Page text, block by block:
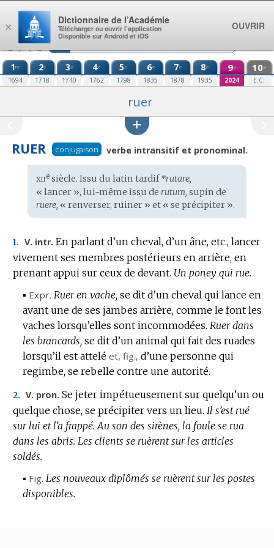
Aller au contenu
1re
1694
2e
1718
3e
1740
4e
1762
5e
1798
6e
1835
7e
1878
8e
1935
9e
2024
10e
E.C.
ruer
RUER conjugaison verbe intransitif et pronominal.
Étymologie
:
xiiesiècle. Issu du latin tardif *rutare,
« lancer », lui-même issu de rutum, supin de
ruere, « renverser, ruiner » et « se précipiter ».
1. V. intr. En parlant d’un cheval, d’un âne, etc., lancer
vivement ses membres postérieurs en arrière, en
prenant appui sur ceux de devant. Un poney qui rue.
▪ Expr. Ruer en vache, se dit d’un cheval qui lance en
avant une de ses jambes arrière, comme le font les
vaches lorsqu’elles sont incommodées. Ruer dans
les brancards, se dit d’un animal qui fait des ruades
lorsqu’il est attelé et, fig., d’une personne qui
regimbe, se rebelle contre une autorité.
2. V. pron. Se jeter impétueusement sur quelqu’un ou
quelque chose, se précipiter vers un lieu. Il s’est rué
sur lui et l’a frappé. Au son des sirènes, la foule se rua
dans les abris. Les clients se ruèrent sur les articles
soldés.
▪ Fig. Les nouveaux diplômés se ruèrent sur les postes
disponibles.
×
Dictionnaire de l’Académie
Télécharger ou ouvrir l’application
Disponible sur Android et iOS
OUVRIR